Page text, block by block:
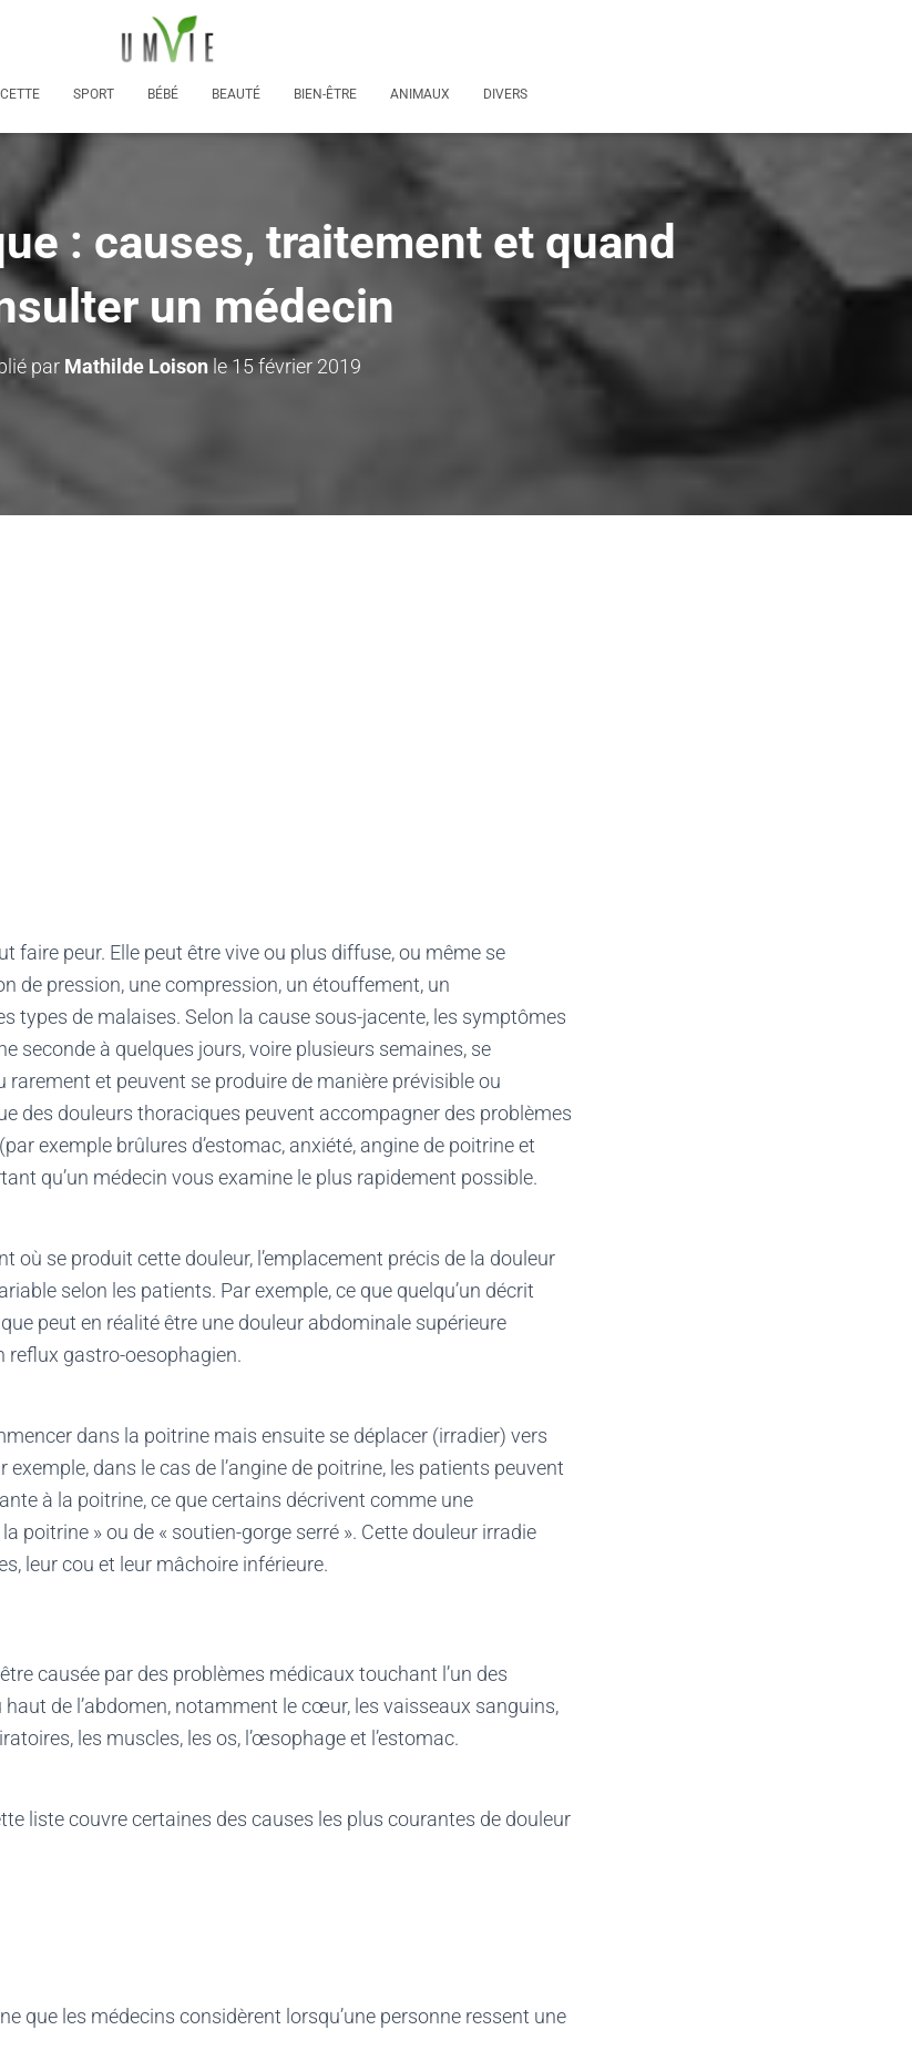
SPORT BÉBÉ BEAUTÉ BIEN-ÊTRE ANIMAUX DIVERS
: causes, traitement et quand
un médecin
par Mathilde Loison le15 février 2019
faire peur. Elle peut être vive ou plus diffuse, ou même se
de pression, une compression, un étouffement, un
types de malaises. Selon la cause sous-jacente, les symptômes
seconde à quelques jours, voire plusieurs semaines, se
et peuvent se produire de manière prévisible ou
des douleurs thoraciques peuvent accompagner des problèmes
exemple brûlures d’estomac, anxiété, angine de poitrine et
qu’un médecin vous examine le plus rapidement possible.
où se produit cette douleur, l’emplacement précis de la douleur
selon les patients. Par exemple, ce que quelqu’un décrit
peut en réalité être une douleur abdominale supérieure
reflux gastro-oesophagien.
dans la poitrine mais ensuite se déplacer (irradier) vers
exemple, dans le cas de l’angine de poitrine, les patients peuvent
à la poitrine, ce que certains décrivent comme une
poitrine » ou de « soutien-gorge serré ». Cette douleur irradie
leur cou et leur mâchoire inférieure.
causée par des problèmes médicaux touchant l’un des
de l’abdomen, notamment le cœur, les vaisseaux sanguins,
les muscles, les os, l’œsophage et l’estomac.
liste couvre certaines des causes les plus courantes de douleur
que les médecins considèrent lorsqu’une personne ressent une